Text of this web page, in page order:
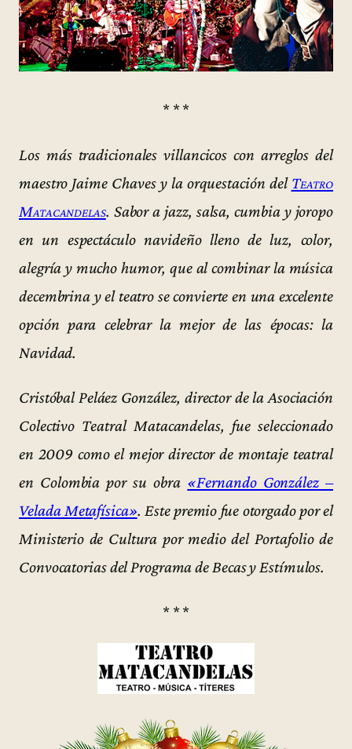
* * *
Los más tradicionales villancicos con arreglos del
maestro Jaime Chaves y la orquestación del Teatro
Matacandelas. Sabor a jazz, salsa, cumbia y joropo
en un espectáculo navideño lleno de luz, color,
alegría y mucho humor, que al combinar la música
decembrina y el teatro se convierte en una excelente
opción para celebrar la mejor de las épocas: la
Navidad.
Cristóbal Peláez González, director de la Asociación
Colectivo Teatral Matacandelas, fue seleccionado
en 2009 como el mejor director de montaje teatral
en Colombia por su obra «Fernando González –
Velada Metafísica». Este premio fue otorgado por el
Ministerio de Cultura por medio del Portafolio de
Convocatorias del Programa de Becas y Estímulos.
* * *